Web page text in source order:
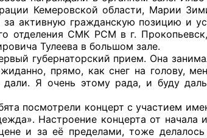
органах федеральных органов
оценки качества условий
Кемеровской области, Марии
активную гражданскую позицию и
отделения СМК РСМ в г.
Тулеева в большом зале.
губернаторский прием. Она
прямо, как снег на голову,
Я очень этому рада, и буду
посмотрели концерт с участием
Настроение концерта от начала
и за её пределами, тоже